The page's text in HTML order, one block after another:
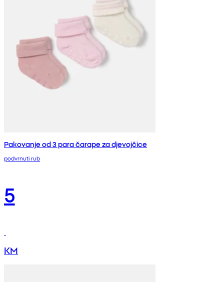
Pakovanje od 3 para čarape za djevojčice
podvrnuti rub
5
KM